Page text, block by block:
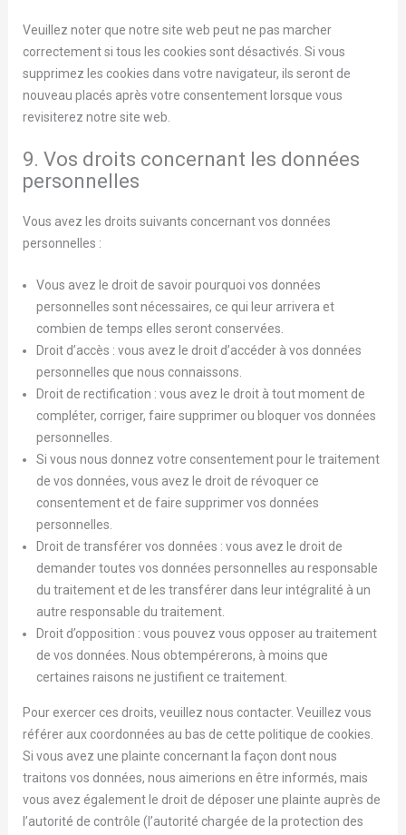
Veuillez noter que notre site web peut ne pas marcher
correctement si tous les cookies sont désactivés. Si vous
supprimez les cookies dans votre navigateur, ils seront de
nouveau placés après votre consentement lorsque vous
revisiterez notre site web.
9. Vos droits concernant les données
personnelles
Vous avez les droits suivants concernant vos données
personnelles :
Vous avez le droit de savoir pourquoi vos données
personnelles sont nécessaires, ce qui leur arrivera et
combien de temps elles seront conservées.
Droit d’accès : vous avez le droit d’accéder à vos données
personnelles que nous connaissons.
Droit de rectification : vous avez le droit à tout moment de
compléter, corriger, faire supprimer ou bloquer vos données
personnelles.
Si vous nous donnez votre consentement pour le traitement
de vos données, vous avez le droit de révoquer ce
consentement et de faire supprimer vos données
personnelles.
Droit de transférer vos données : vous avez le droit de
demander toutes vos données personnelles au responsable
du traitement et de les transférer dans leur intégralité à un
autre responsable du traitement.
Droit d’opposition : vous pouvez vous opposer au traitement
de vos données. Nous obtempérerons, à moins que
certaines raisons ne justifient ce traitement.
Pour exercer ces droits, veuillez nous contacter. Veuillez vous
référer aux coordonnées au bas de cette politique de cookies.
Si vous avez une plainte concernant la façon dont nous
traitons vos données, nous aimerions en être informés, mais
vous avez également le droit de déposer une plainte auprès de
l’autorité de contrôle (l’autorité chargée de la protection des